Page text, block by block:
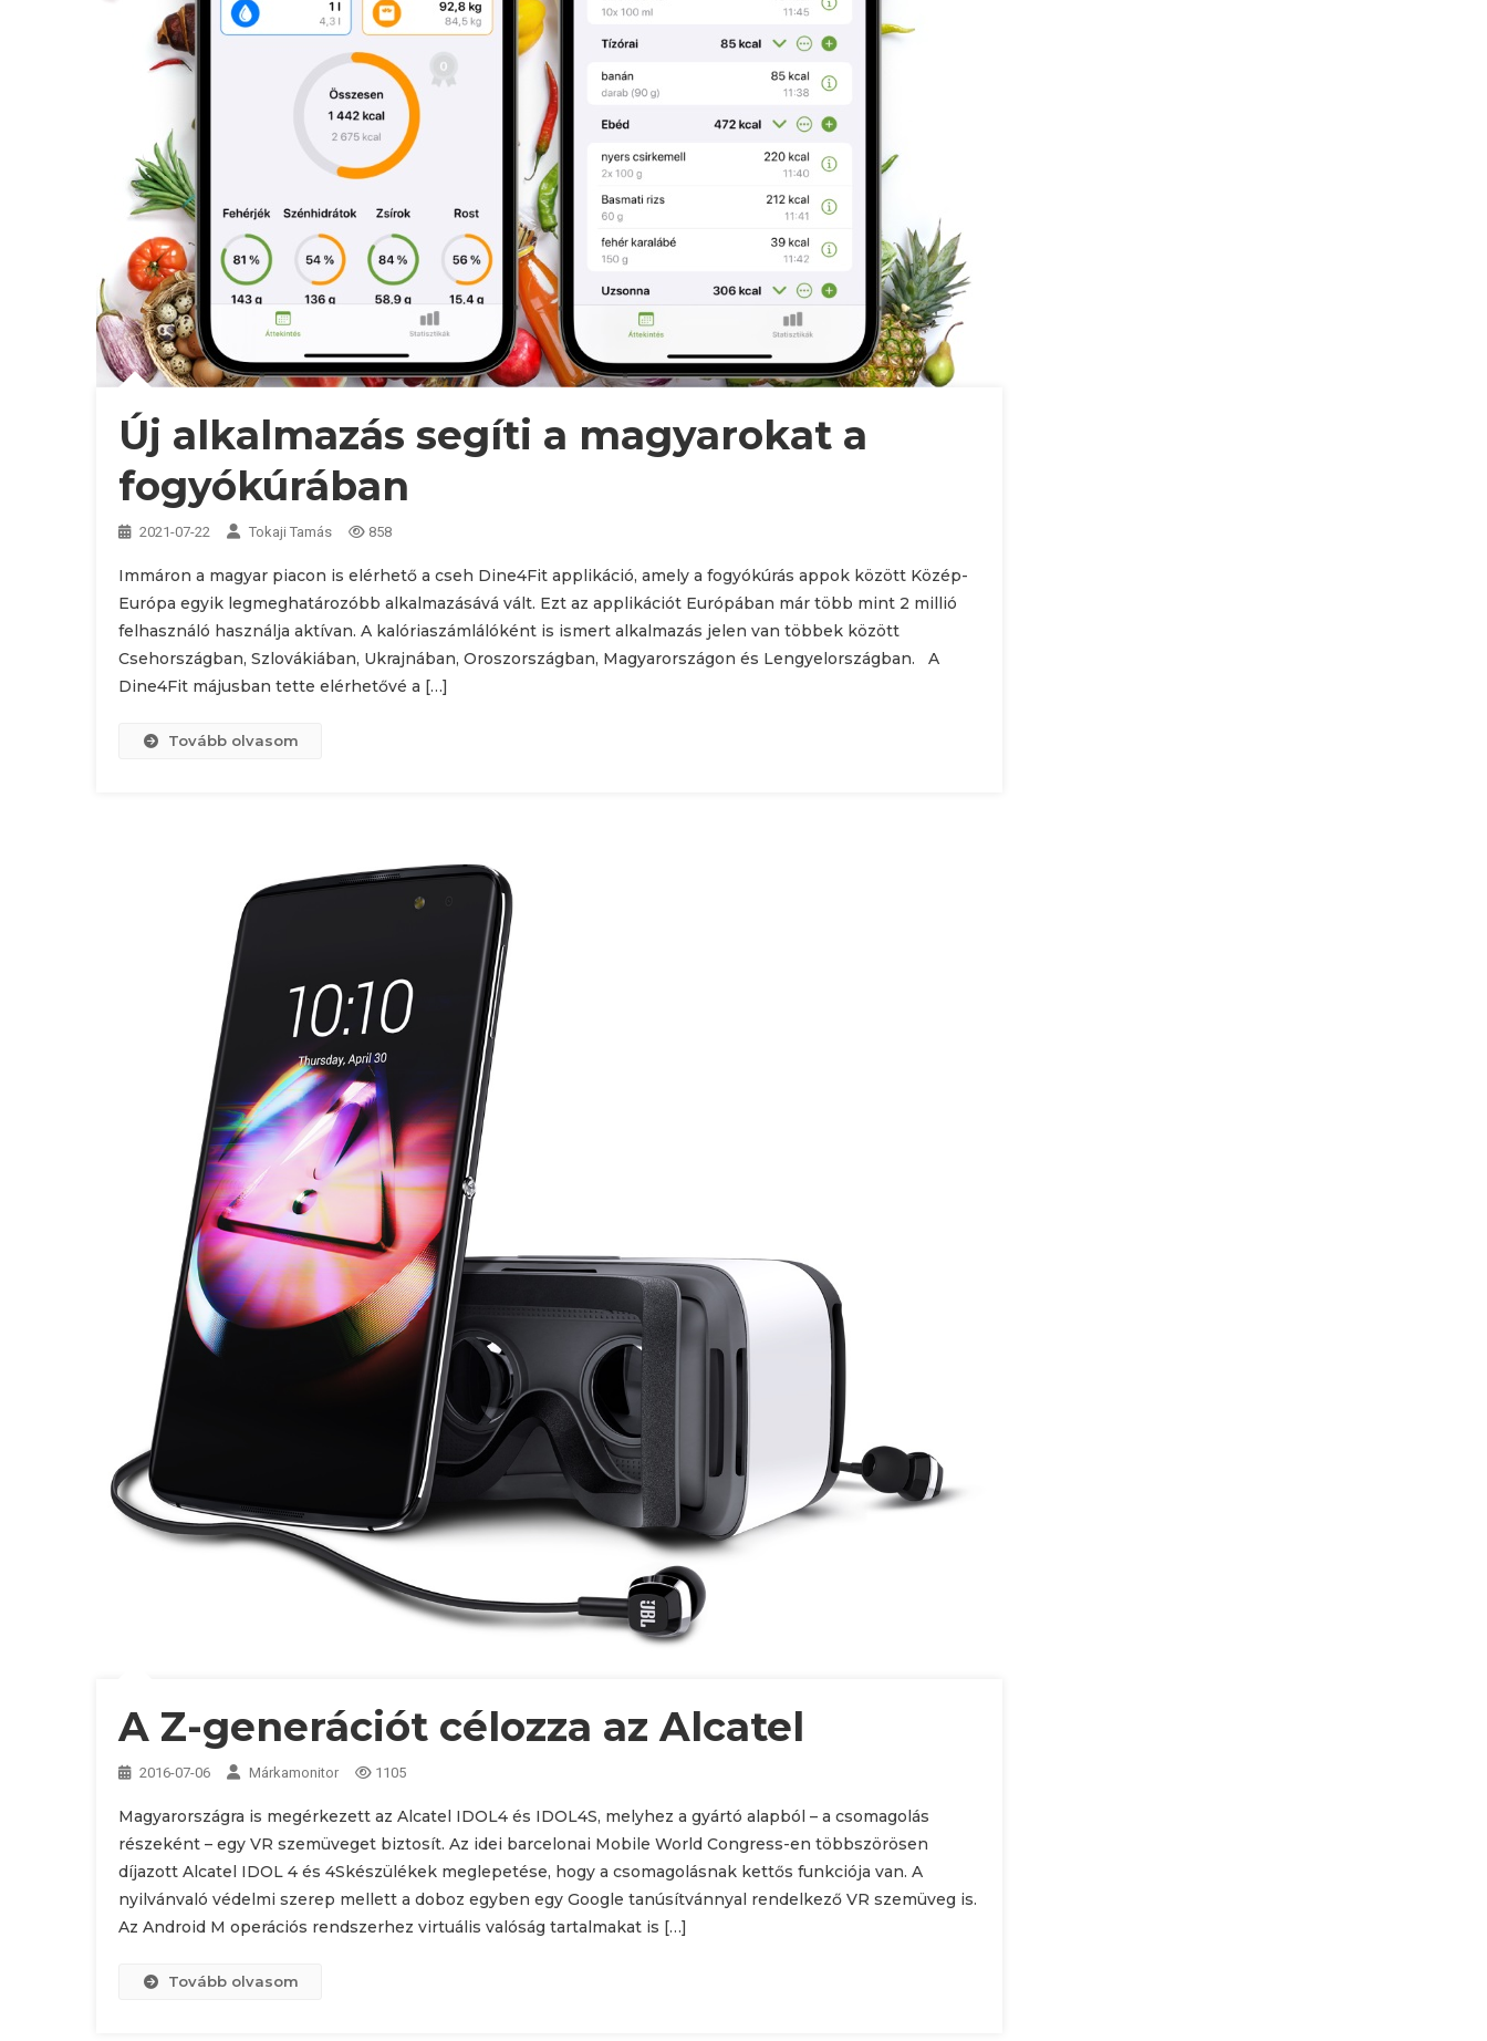
Új alkalmazás segíti a magyarokat a
fogyókúrában
2021-07-22 Tokaji Tamás 858
Immáron a magyar piacon is elérhető a cseh Dine4Fit applikáció, amely a fogyókúrás appok között Közép-
Európa egyik legmeghatározóbb alkalmazásává vált. Ezt az applikációt Európában már több mint 2 millió
felhasználó használja aktívan. A kalóriaszámlálóként is ismert alkalmazás jelen van többek között
Csehországban, Szlovákiában, Ukrajnában, Oroszországban, Magyarországon és Lengyelországban. A
Dine4Fit májusban tette elérhetővé a […]
Tovább olvasom
A Z-generációt célozza az Alcatel
2016-07-06 Márkamonitor 1105
Magyarországra is megérkezett az Alcatel IDOL4 és IDOL4S, melyhez a gyártó alapból – a csomagolás
részeként – egy VR szemüveget biztosít. Az idei barcelonai Mobile World Congress-en többszörösen
díjazott Alcatel IDOL 4 és 4Skészülékek meglepetése, hogy a csomagolásnak kettős funkciója van. A
nyilvánvaló védelmi szerep mellett a doboz egyben egy Google tanúsítvánnyal rendelkező VR szemüveg is.
Az Android M operációs rendszerhez virtuális valóság tartalmakat is […]
Tovább olvasom